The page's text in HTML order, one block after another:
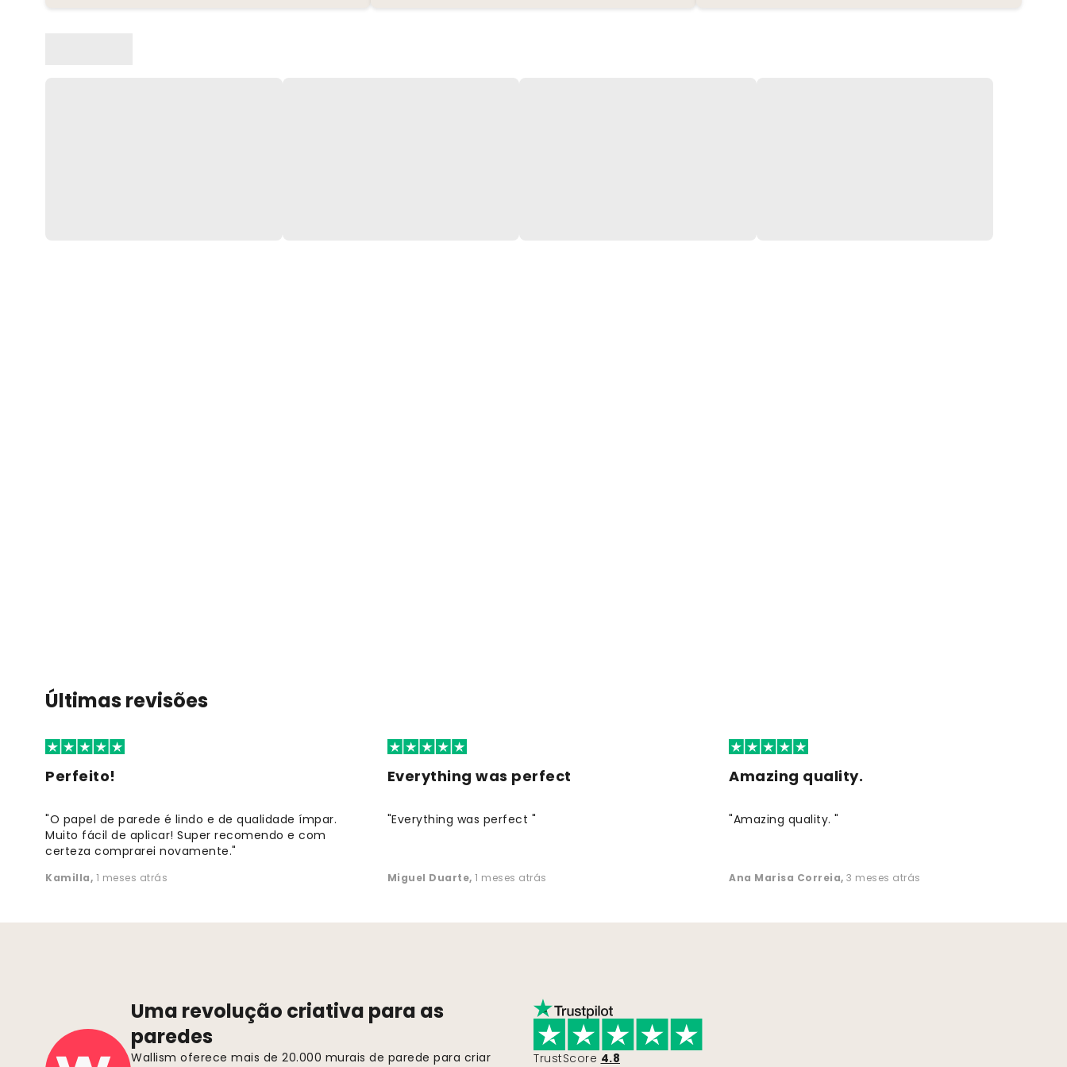
Últimas revisões
Perfeito!
"O papel de parede é lindo e de qualidade ímpar.
Muito fácil de aplicar! Super recomendo e com
certeza comprarei novamente."
Kamilla, 1 meses atrás
Everything was perfect
"Everything was perfect "
Miguel Duarte, 1 meses atrás
Amazing quality.
"Amazing quality. "
Ana Marisa Correia, 3 meses atrás
Uma revolução criativa para as
paredes
Wallism oferece mais de 20.000 murais de parede para criar
TrustScore 4.8